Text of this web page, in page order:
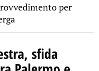
per
sfida